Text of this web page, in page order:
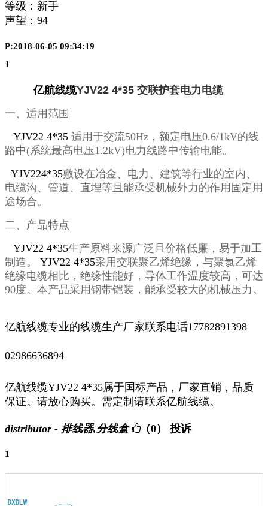
等级：新手
声望： 94
P:2018-06-05 09:34:19
1
亿航线缆YJV22 4*35 交联护套电力电缆
一、适用范围
YJV22 4*35 适用于交流50Hz ，额定电压0.6/1kV的线
路中(系统最高电压1.2kV)电力线路中传输电能。
YJV224*35敷设在冶金、电力、建筑等行业的室内、
电缆沟、管道、直埋等且能承受机械外力的作用固定用
途场合。
二、产品特点
YJV22 4*35生产原料来源广泛且价格低廉，易于加工
制造。
YJV22 4*35采用交联聚乙烯绝缘，与聚氯乙烯
绝缘电缆相比，绝缘性能好，导体工作温度较高，可达
90度。本产品采用钢带铠装，能承受较大的机械压力。
亿航线缆专业的线缆生产厂家联系电话17782891398
02986636894
亿航线缆YJV22 4*35属于国标产品，厂家直销，品质
保证。请放心购买。需定制请联系亿航线缆。
distributor - 排线器,分线盒 （0） 投诉
1